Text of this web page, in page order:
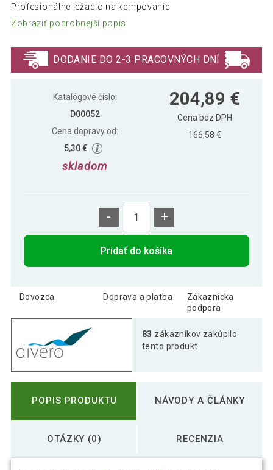
Profesionálne ležadlo na kempovanie
Zobraziť podrobnejší popis
DODANIE DO 2-3 PRACOVNÝCH DNÍ
Katalógové číslo:
D00052
Cena dopravy od:
5,30 €
skladom
204,89 €
Cena bez DPH
166,58 €
- +
Pridať do košíka
Dovozca Doprava a platba
Zákaznícka
podpora
83 zákazníkov zakúpilo
tento produkt
POPIS PRODUKTU NÁVODY A ČLÁNKY
OTÁZKY (0) RECENZIA